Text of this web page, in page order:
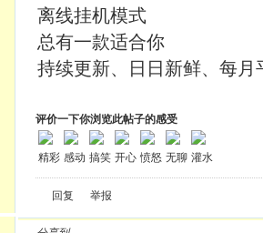
离线挂机模式
总有一款适合你
持续更新、日日新鲜、每
评价一下你浏览此帖子的感受
精彩 感动 搞笑 开心 愤怒 无聊 灌水
回复 举报